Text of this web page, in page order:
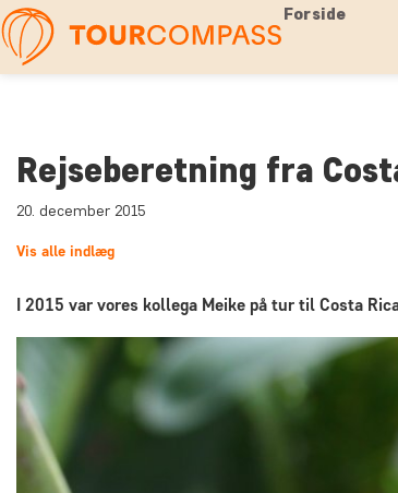
Forside
Rejseberetning fra
20. december 2015
Vis alle indlæg
I 2015 var vores kollega Meike på tur til Costa